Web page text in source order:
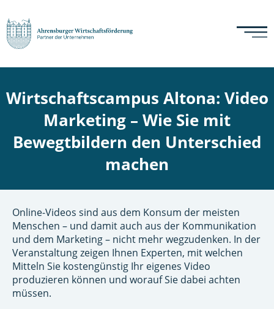
Wirtschaftscampus Altona: Video
Marketing – Wie Sie mit
Bewegtbildern den Unterschied
machen
Online-Videos sind aus dem Konsum der meisten
Menschen – und damit auch aus der Kommunikation
und dem Marketing – nicht mehr wegzudenken. In der
Veranstaltung zeigen Ihnen Experten, mit welchen
Mitteln Sie kostengünstig Ihr eigenes Video
produzieren können und worauf Sie dabei achten
müssen.